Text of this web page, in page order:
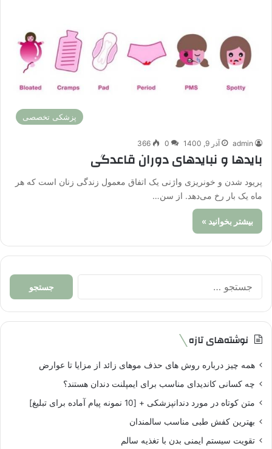
پزشکی تخصصی
admin آذر 9, 1400 0
366
بایدها و نبایدهای دوران قاعدگی
پریود شدن و خونریزی واژنی یک اتفاق معمول زندگی زنان است که هر
ماه یک بار رخ می‌دهد. از سن…
بیشتر بخوانید »
جستجو
برای:
نوشته‌های تازه
همه چیز درباره روش های حذف موهای زائد از مزایا تا عوارض
چه کسانی کاندیدای مناسب برای ایمپلنت دندان هستند؟
متن کوتاه در مورد دندانپزشکی + [10 نمونه پیام آماده برای تبلیغ]
بهترین کفش طبی مناسب سالمندان
تقویت سیستم ایمنی بدن با تغذیه سالم